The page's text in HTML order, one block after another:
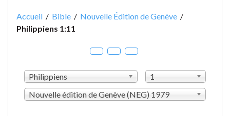
Accueil / Bible / Nouvelle Édition de Genève /
Philippiens 1:11
Philippiens
1
Nouvelle édition de Genève (NEG) 1979